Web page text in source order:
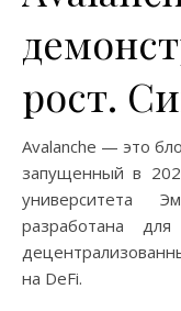
рост.
Avalanche — это
запущенный в
университета
разработана
на DeFi.